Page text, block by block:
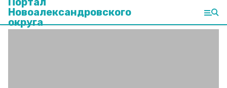
Новоалександровского
округа